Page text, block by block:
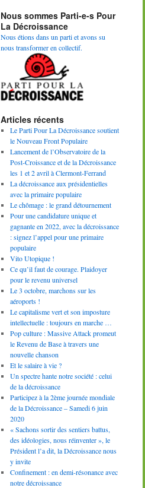
Nous sommes Parti-e-s Pour
La Décroissance
Nous étions dans un parti et avons su
nous transformer en collectif.
Articles récents
Le Parti Pour La Décroissance soutient
le Nouveau Front Populaire
Lancement de l’Observatoire de la
Post-Croissance et de la Décroissance
les 1 et 2 avril à Clermont-Ferrand
La décroissance aux présidentielles
avec la primaire populaire
Le chômage : le grand détournement
Pour une candidature unique et
gagnante en 2022, avec la décroissance
: signez l’appel pour une primaire
populaire
Vito Utopique !
Ce qu’il faut de courage. Plaidoyer
pour le revenu universel
Le 3 octobre, marchons sur les
aéroports !
Le capitalisme vert et son imposture
intellectuelle : toujours en marche …
Pop culture : Massive Attack promeut
le Revenu de Base à travers une
nouvelle chanson
Et le salaire à vie ?
Un spectre hante notre société : celui
de la décroissance
Participez à la 2ème journée mondiale
de la Décroissance – Samedi 6 juin
2020
« Sachons sortir des sentiers battus,
des idéologies, nous réinventer », le
Président l’a dit, la Décroissance nous
y invite
Confinement : en demi-résonance avec
notre décroissance